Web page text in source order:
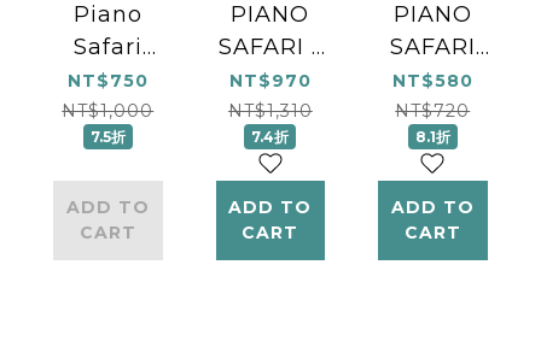
Piano
Safari
Friends
Student
Set
（Asian
Edition)
NT$750
NT$1,000
7.5折
ADD TO
CART
PIANO
SAFARI -
Level 1套
組 （教本＋
視奏卡）
Asian
Edition
NT$970
NT$1,310
7.4折
ADD TO
CART
PIANO
SAFARI
Level 1 系
列 教本
(Asian
Edition)
NT$580
NT$720
8.1折
ADD TO
CART